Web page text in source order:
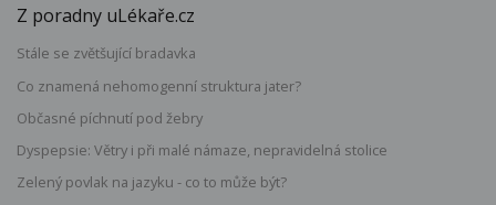
Z poradny uLékaře.cz
Stále se zvětšující bradavka
Co znamená nehomogenní struktura jater?
Občasné píchnutí pod žebry
Dyspepsie: Větry i při malé námaze, nepravidelná stolice
Zelený povlak na jazyku - co to může být?